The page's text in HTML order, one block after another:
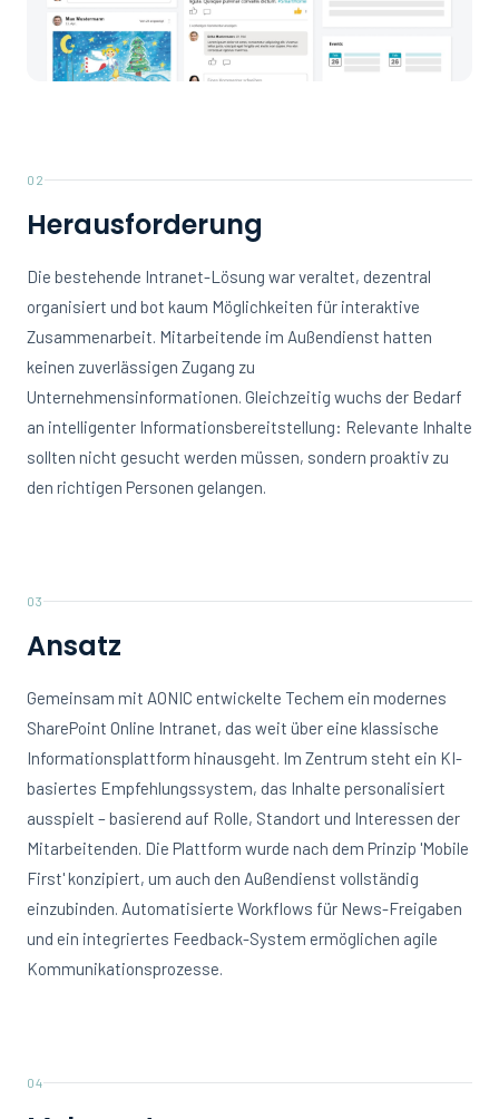
02
Herausforderung
Die bestehende Intranet-Lösung war veraltet, dezentral
organisiert und bot kaum Möglichkeiten für interaktive
Zusammenarbeit. Mitarbeitende im Außendienst hatten
keinen zuverlässigen Zugang zu
Unternehmensinformationen. Gleichzeitig wuchs der Bedarf
an intelligenter Informationsbereitstellung: Relevante Inhalte
sollten nicht gesucht werden müssen, sondern proaktiv zu
den richtigen Personen gelangen.
03
Ansatz
Gemeinsam mit AONIC entwickelte Techem ein modernes
SharePoint Online Intranet, das weit über eine klassische
Informationsplattform hinausgeht. Im Zentrum steht ein KI-
basiertes Empfehlungssystem, das Inhalte personalisiert
ausspielt – basierend auf Rolle, Standort und Interessen der
Mitarbeitenden. Die Plattform wurde nach dem Prinzip 'Mobile
First' konzipiert, um auch den Außendienst vollständig
einzubinden. Automatisierte Workflows für News-Freigaben
und ein integriertes Feedback-System ermöglichen agile
Kommunikationsprozesse.
04